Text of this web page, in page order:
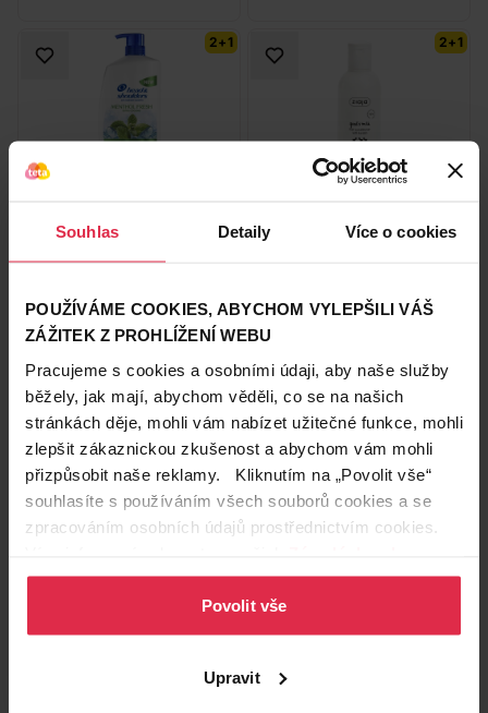
Souhlas Detaily Více o cookies
POUŽÍVÁME COOKIES, ABYCHOM VYLEPŠILI VÁŠ
ZÁŽITEK Z PROHLÍŽENÍ WEBU
Pracujeme s cookies a osobními údaji, aby naše služby
běžely, jak mají, abychom věděli, co se na našich
stránkách děje, mohli vám nabízet užitečné funkce, mohli
zlepšit zákaznickou zkušenost a abychom vám mohli
přizpůsobit naše reklamy. Kliknutím na „Povolit vše“
souhlasíte s používáním všech souborů cookies a se
zpracováním osobních údajů prostřednictvím cookies.
osobních údajů.
Povolit vše
Upravit
2+1
800 ml
289,90 Kč
libovolné kombinaci, nejlevnější
produkt zdarma. Neplatí na
barvy na vlasy a cestovní balení.
dostupné online
načítám
2+1
na vlasy s keratinem
posilující 200 ml
libovolné kombinaci, nejlevnější
barvy na vlasy a cestovní balení.
dostupné online
načítám
2+1
L'Oréal Paris Elseve Color-
Schwarzkopf Taft Volume lak